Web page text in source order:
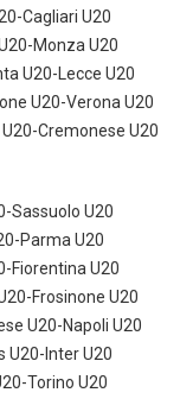
Cagliari U20
Monza U20
U20-Lecce U20
U20-Verona U20
Cremonese U20
Sassuolo U20
Parma U20
Fiorentina U20
Frosinone U20
U20-Napoli U20
U20-Inter U20
Torino U20